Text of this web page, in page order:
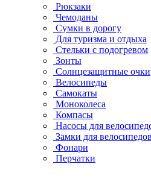
Рюкзаки
Чемоданы
Сумки в дорогу
Для туризма и отдыха
Стельки с подогревом
Зонты
Солнцезащитные очки
Велосипеды
Самокаты
Моноколеса
Компасы
Насосы для
Замки для велосипедов
Фонари
Перчатки